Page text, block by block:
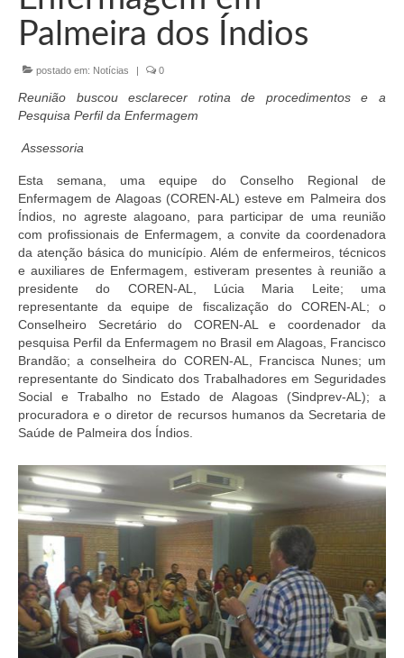
Conselheiros e Diretoria
Câmaras Técnicas
Carta de Serviços ao Cidadão
Governança
Transparência e Prestação de Contas
Eleições
Eleições Triênio 2027-2029
Eleições 2023
Eleições Anteriores
Editais e licitação
Fiscalização
Responsabilidade Técnica
Legislações
Decisões
Portarias
Palmeira dos Índios
postado em: Notícias | 0
Reunião buscou esclarecer rotina de procedimentos e a
Pesquisa Perfil da Enfermagem
Assessoria
Esta semana, uma equipe do Conselho Regional de
Enfermagem de Alagoas (COREN-AL) esteve em Palmeira dos
Índios, no agreste alagoano, para participar de uma reunião
com profissionais de Enfermagem, a convite da coordenadora
da atenção básica do município. Além de enfermeiros, técnicos
e auxiliares de Enfermagem, estiveram presentes à reunião a
presidente do COREN-AL, Lúcia Maria Leite; uma
representante da equipe de fiscalização do COREN-AL; o
Conselheiro Secretário do COREN-AL e coordenador da
pesquisa Perfil da Enfermagem no Brasil em Alagoas, Francisco
Brandão; a conselheira do COREN-AL, Francisca Nunes; um
representante do Sindicato dos Trabalhadores em Seguridades
Social e Trabalho no Estado de Alagoas (Sindprev-AL); a
procuradora e o diretor de recursos humanos da Secretaria de
Saúde de Palmeira dos Índios.